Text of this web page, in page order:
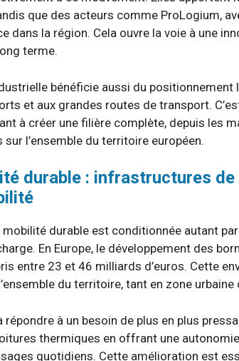
que des acteurs comme ProLogium,
dans la région. Cela ouvre la voie à une
terme.
bénéficie aussi du positionnement
et aux grandes routes de transport.
à créer une filière complète, depuis les
l’ensemble du territoire européen.
durable : infrastructures
durable est conditionnée autant
En Europe, le développement des
entre 23 et 46 milliards d’euros. Cette
du territoire, tant en zone urbaine
répondre à un besoin de plus en plus
thermiques en offrant une
quotidiens. Cette amélioration est